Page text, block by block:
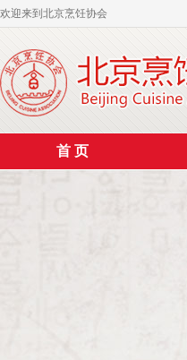
欢迎来到北京烹饪协会
首 页